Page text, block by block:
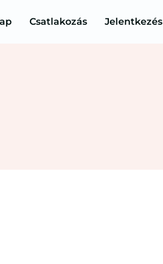
Csatlakozás Jelentkezés